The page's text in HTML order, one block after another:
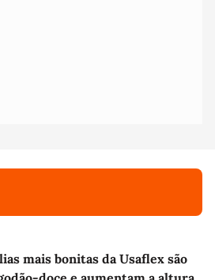
mais bonitas da Usaflex são